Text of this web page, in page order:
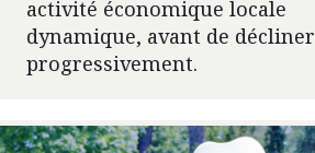
activité économique locale
dynamique, avant de décliner
progressivement.